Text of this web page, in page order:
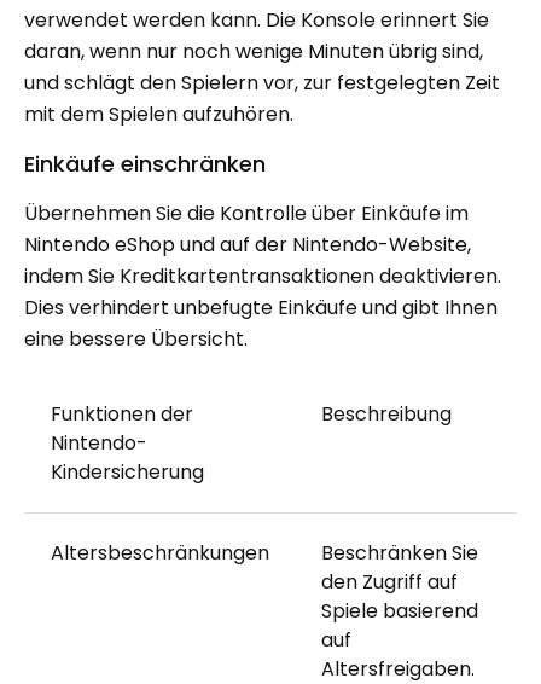
verwendet werden kann. Die Konsole erinnert Sie
daran, wenn nur noch wenige Minuten übrig sind,
und schlägt den Spielern vor, zur festgelegten Zeit
mit dem Spielen aufzuhören.
Einkäufe einschränken
Übernehmen Sie die Kontrolle über Einkäufe im
Nintendo eShop und auf der Nintendo-Website,
indem Sie Kreditkartentransaktionen deaktivieren.
Dies verhindert unbefugte Einkäufe und gibt Ihnen
eine bessere Übersicht.
Funktionen der
Nintendo-
Kindersicherung
Beschreibung
Altersbeschränkungen
Beschränken Sie
den Zugriff auf
Spiele basierend
auf
Altersfreigaben.